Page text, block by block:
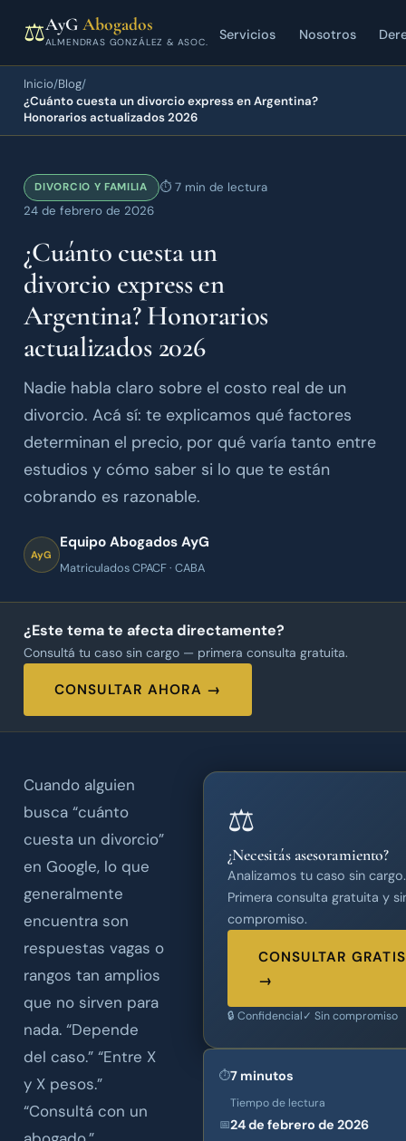
⚖AyG Abogados
ALMENDRAS GONZÁLEZ & ASOC.
Servicios Nosotros
Inicio/Blog/
¿Cuánto cuesta un divorcio express en Argentina?
Honorarios actualizados 2026
DIVORCIO Y FAMILIA
⏱ 7 min de lectura
24 de febrero de 2026
¿Cuánto cuesta un
divorcio express en
Argentina? Honorarios
actualizados 2026
Nadie habla claro sobre el costo real de un
divorcio. Acá sí: te explicamos qué factores
determinan el precio, por qué varía tanto entre
estudios y cómo saber si lo que te están
cobrando es razonable.
AyG
Equipo Abogados AyG
Matriculados CPACF · CABA
¿Este tema te afecta directamente?
Consultá tu caso sin cargo — primera consulta gratuita.
CONSULTAR AHORA →
Cuando alguien
busca “cuánto
cuesta un divorcio”
en Google, lo que
generalmente
encuentra son
respuestas vagas o
rangos tan amplios
que no sirven para
nada. “Depende
del caso.” “Entre X
y X pesos.”
“Consultá con un
⚖️
¿Necesitás asesoramiento?
Analizamos tu caso sin cargo.
Primera consulta gratuita y
compromiso.
CONSULTAR GRATIS
→
🔒 Confidencial✓ Sin compromiso
⏱7 minutos
Tiempo de lectura
📅24 de febrero de 2026